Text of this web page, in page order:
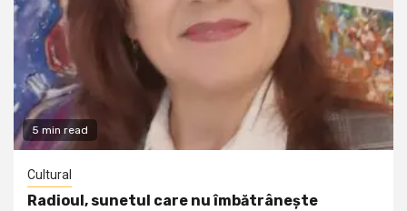
5 min read
Cultural
Radioul, sunetul care nu îmbătrânește